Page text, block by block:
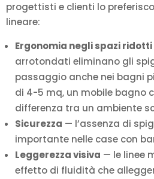
progettisti e clienti lo
lineare:
Ergonomia negli spazi ridotti
arrotondati eliminano gli
passaggio anche nei bagni
di 4-5 mq, un mobile bagno
differenza tra un ambiente
Sicurezza — l’assenza di
importante nelle case con
Leggerezza visiva — le linee
effetto di fluidità che